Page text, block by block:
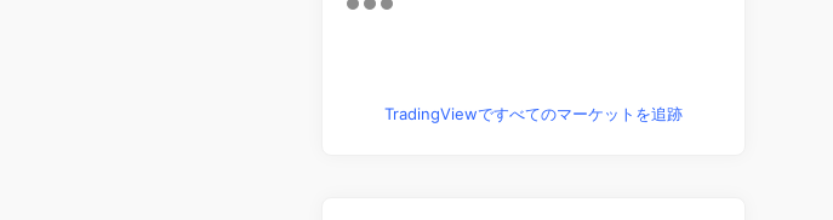
TradingViewですべてのマーケットを追跡